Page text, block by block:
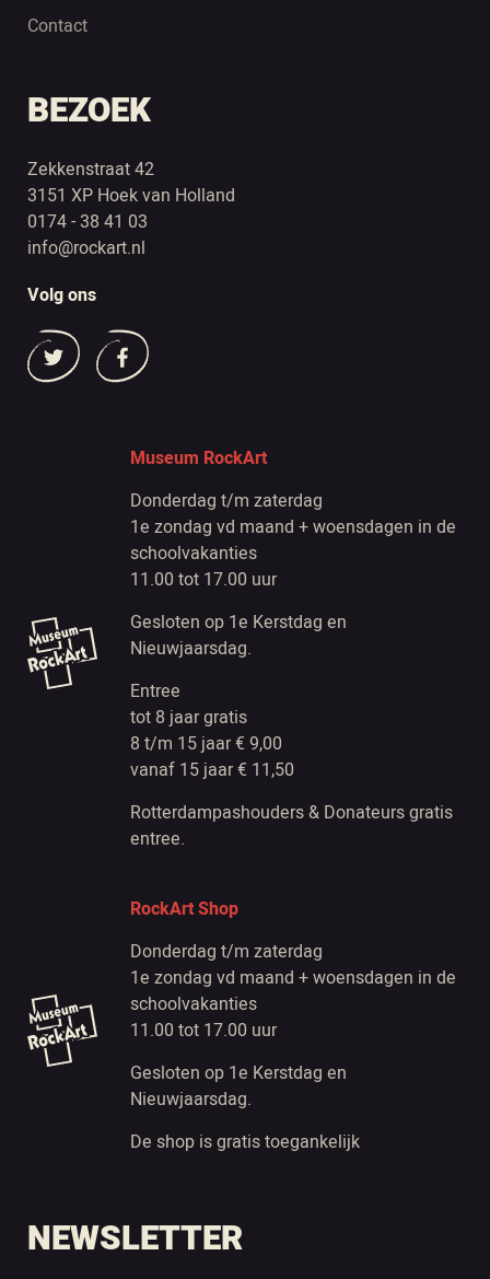
Contact
BEZOEK
Zekkenstraat 42
3151 XP Hoek van Holland
0174 - 38 41 03
info@rockart.nl
Volg ons
Museum RockArt
Donderdag t/m zaterdag
1e zondag vd maand + woensdagen in de
schoolvakanties
11.00 tot 17.00 uur
Gesloten op 1e Kerstdag en
Nieuwjaarsdag.
Entree
tot 8 jaar gratis
8 t/m 15 jaar € 9,00
vanaf 15 jaar € 11,50
Rotterdampashouders & Donateurs gratis
entree.
RockArt Shop
Donderdag t/m zaterdag
1e zondag vd maand + woensdagen in de
schoolvakanties
11.00 tot 17.00 uur
Gesloten op 1e Kerstdag en
Nieuwjaarsdag.
De shop is gratis toegankelijk
NEWSLETTER